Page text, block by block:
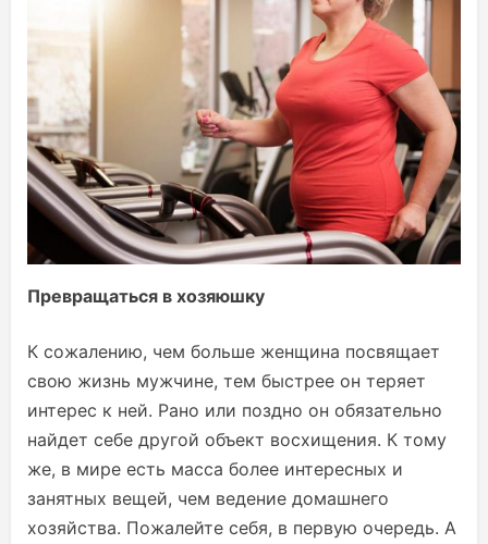
Превращаться в хозяюшку
К сожалению, чем больше женщина посвящает
свою жизнь мужчине, тем быстрее он теряет
интерес к ней. Рано или поздно он обязательно
найдет себе другой объект восхищения. К тому
же, в мире есть масса более интересных и
занятных вещей, чем ведение домашнего
хозяйства. Пожалейте себя, в первую очередь. А